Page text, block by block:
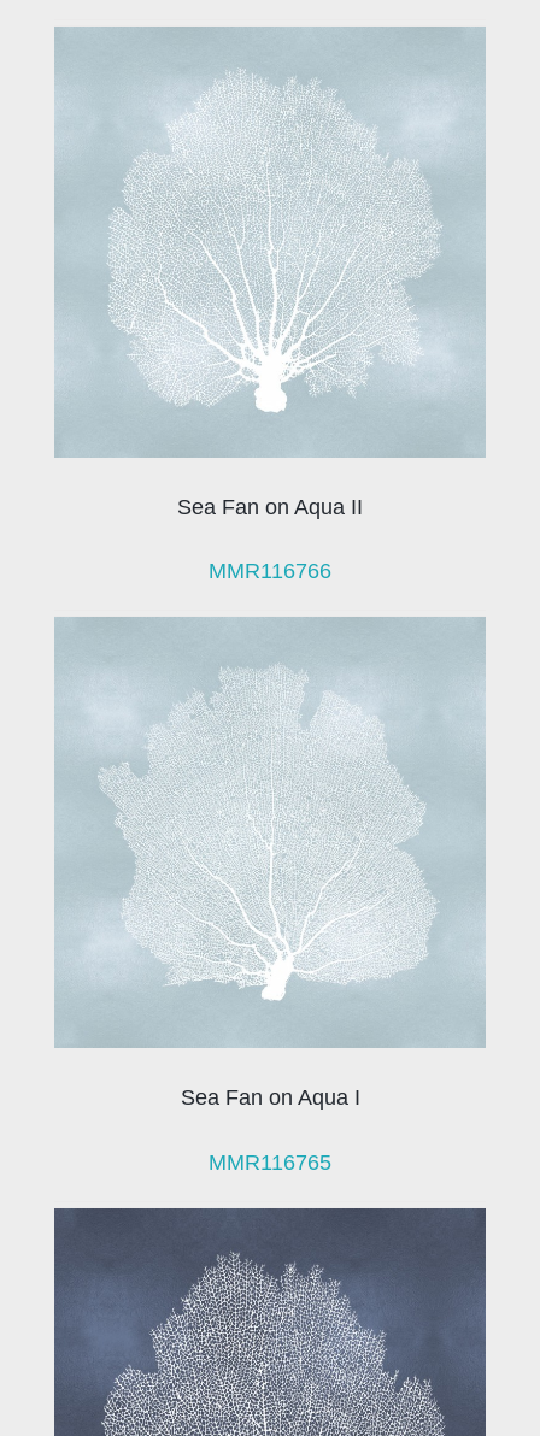
Sea Fan on Aqua II
MMR116766
Sea Fan on Aqua I
MMR116765